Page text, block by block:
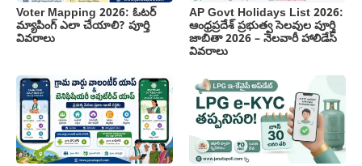
Voter Mapping 2026: ఓటర్
మ్యాపింగ్ ఎలా చేయాలి? పూర్తి
వివరాలు
AP Govt Holidays List 2026:
ఆంధ్రప్రదేశ్ ప్రభుత్వ సెలవుల పూర్తి
జాబితా 2026 – నెలవారీ హాలిడేస్
వివరాలు